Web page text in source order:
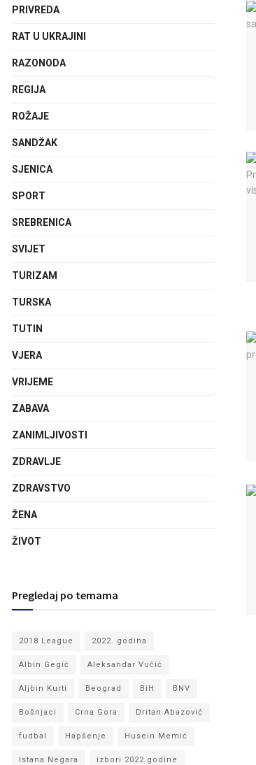
PRIVREDA
RAT U UKRAJINI
RAZONODA
REGIJA
ROŽAJE
SANDŽAK
SJENICA
SPORT
SREBRENICA
SVIJET
TURIZAM
TURSKA
TUTIN
VJERA
VRIJEME
ZABAVA
ZANIMLJIVOSTI
ZDRAVLJE
ZDRAVSTVO
ŽENA
ŽIVOT
Pregledaj po temama
2018 League 2022. godina
Albin Gegić Aleksandar Vučić
Aljbin Kurti Beograd BiH BNV
Bošnjaci Crna Gora Dritan Abazović
fudbal Hapšenje Husein Memić
Istana Negara izbori 2022.godine